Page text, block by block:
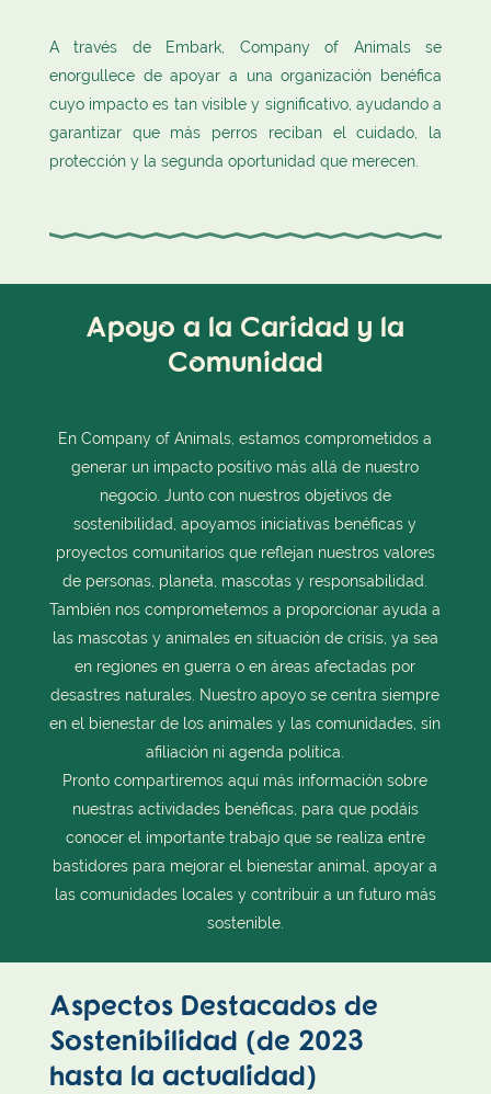
A través de Embark, Company of Animals se
enorgullece de apoyar a una organización benéfica
cuyo impacto es tan visible y significativo, ayudando a
garantizar que más perros reciban el cuidado, la
protección y la segunda oportunidad que merecen.
Apoyo a la Caridad y la
Comunidad
En Company of Animals, estamos comprometidos a
generar un impacto positivo más allá de nuestro
negocio. Junto con nuestros objetivos de
sostenibilidad, apoyamos iniciativas benéficas y
proyectos comunitarios que reflejan nuestros valores
de personas, planeta, mascotas y responsabilidad.
También nos comprometemos a proporcionar ayuda a
las mascotas y animales en situación de crisis, ya sea
en regiones en guerra o en áreas afectadas por
desastres naturales. Nuestro apoyo se centra siempre
en el bienestar de los animales y las comunidades, sin
afiliación ni agenda política.
Pronto compartiremos aquí más información sobre
nuestras actividades benéficas, para que podáis
conocer el importante trabajo que se realiza entre
bastidores para mejorar el bienestar animal, apoyar a
las comunidades locales y contribuir a un futuro más
sostenible.
Aspectos Destacados de
Sostenibilidad (de 2023
hasta la actualidad)